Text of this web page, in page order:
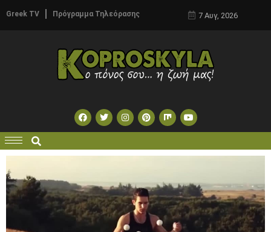
Greek TV Πρόγραμμα Τηλεόρασης 7 Αυγ, 2026